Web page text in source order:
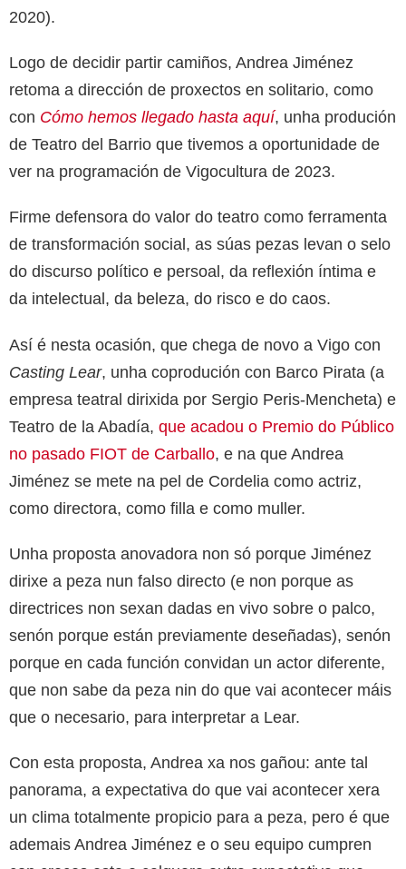
2020).
Logo de decidir partir camiños, Andrea Jiménez
retoma a dirección de proxectos en solitario, como
con Cómo hemos llegado hasta aquí, unha produción
de Teatro del Barrio que tivemos a oportunidade de
ver na programación de Vigocultura de 2023.
Firme defensora do valor do teatro como ferramenta
de transformación social, as súas pezas levan o selo
do discurso político e persoal, da reflexión íntima e
da intelectual, da beleza, do risco e do caos.
Así é nesta ocasión, que chega de novo a Vigo con
Casting Lear, unha coprodución con Barco Pirata (a
empresa teatral dirixida por Sergio Peris-Mencheta) e
Teatro de la Abadía, que acadou o Premio do Público
no pasado FIOT de Carballo, e na que Andrea
Jiménez se mete na pel de Cordelia como actriz,
como directora, como filla e como muller.
Unha proposta anovadora non só porque Jiménez
dirixe a peza nun falso directo (e non porque as
directrices non sexan dadas en vivo sobre o palco,
senón porque están previamente deseñadas), senón
porque en cada función convidan un actor diferente,
que non sabe da peza nin do que vai acontecer máis
que o necesario, para interpretar a Lear.
Con esta proposta, Andrea xa nos gañou: ante tal
panorama, a expectativa do que vai acontecer xera
un clima totalmente propicio para a peza, pero é que
ademais Andrea Jiménez e o seu equipo cumpren